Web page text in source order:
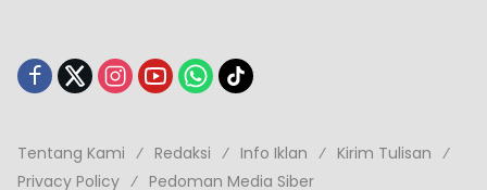
Tentang Kami Redaksi Info Iklan
Kirim Tulisan
Privacy Policy
Pedoman Media Siber